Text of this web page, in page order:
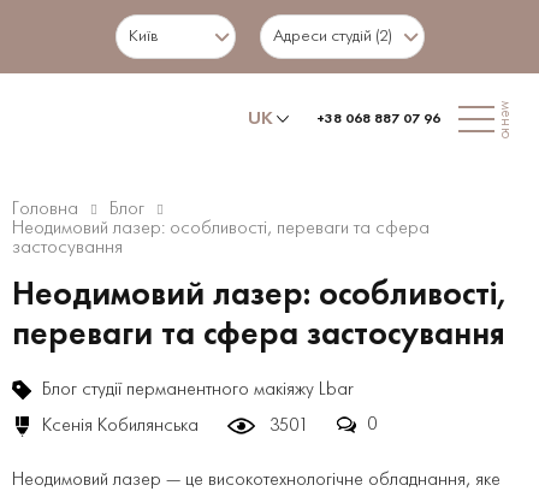
Київ Адреси студій (2)
UK +38 068 887 07 96 меню
Головна
Блог
Неодимовий лазер: особливості, переваги та сфера
застосування
Неодимовий лазер: особливості,
переваги та сфера застосування
Блог студії перманентного макіяжу Lbar
Ксенія Кобилянська 3501 0
Неодимовий лазер — це високотехнологічне обладнання, яке